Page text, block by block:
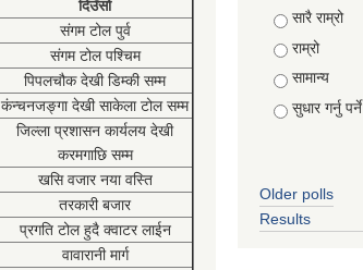
दिउँसो
संगम टोल पुर्व
संगम टोल पश्चिम
पिपलचौक देखी डिम्की सम्म
कंन्चनजङ्गा देखी साकेला टोल सम्म
जिल्ला प्रशासन कार्यलय देखी
करमगाछि सम्म
खसि वजार नया वस्ति
तरकारी बजार
प्रगति टोल हुदै क्वाटर लाईन
वावारानी मार्ग
Choices
सारै राम्रो
राम्रो
सामान्य
सुधार गर्नु पर्ने
Older polls
Results